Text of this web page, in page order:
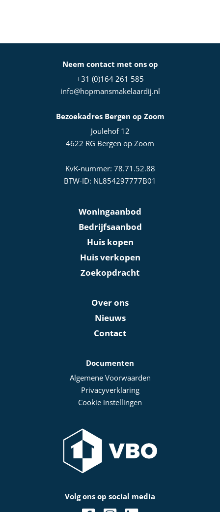
Neem contact met ons op
+31 (0)164 261 585
info@hopmansmakelaardij.nl
Bezoekadres Bergen op Zoom
Joulehof 12
4622 RG Bergen op Zoom
KvK-nummer: 78.71.52.88
BTW-ID: NL854297777B01
Woningaanbod
Bedrijfsaanbod
Huis kopen
Huis verkopen
Zoekopdracht
Over ons
Nieuws
Contact
Documenten
Algemene Voorwaarden
Privacyverklaring
Cookie instellingen
Volg ons op social media